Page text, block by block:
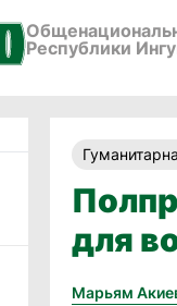
Республики
для
Марьям